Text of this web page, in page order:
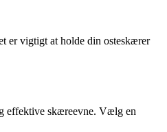
er vigtigt at holde din osteskærer
effektive skæreevne. Vælg en